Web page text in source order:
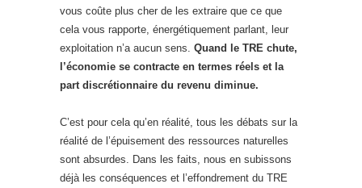
vous coûte plus cher de les extraire que ce que
cela vous rapporte, énergétiquement parlant, leur
exploitation n’a aucun sens. Quand le TRE chute,
l’économie se contracte en termes réels et la
part discrétionnaire du revenu diminue.
C’est pour cela qu’en réalité, tous les débats sur la
réalité de l’épuisement des ressources naturelles
sont absurdes. Dans les faits, nous en subissons
déjà les conséquences et l’effondrement du TRE